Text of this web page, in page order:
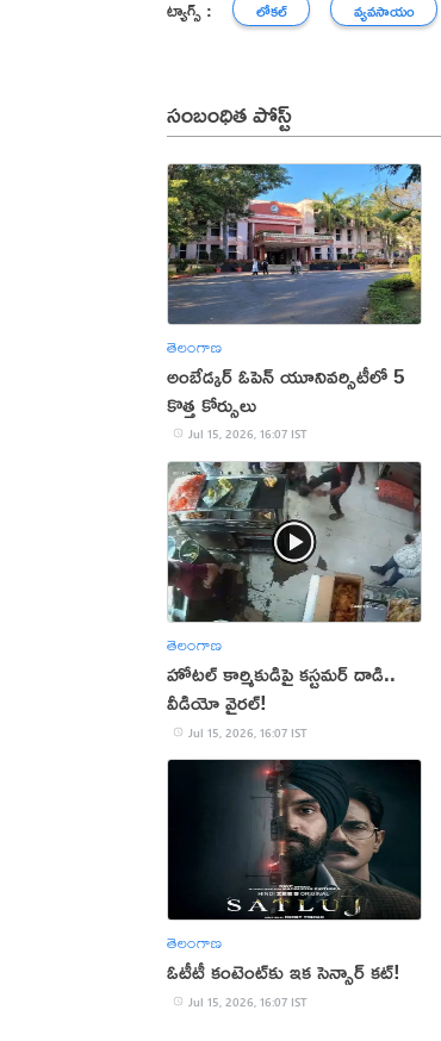
ట్యాగ్స్ : లోకల్ వ్యవసాయం
సంబంధిత పోస్ట్
తెలంగాణ
అంబేడ్కర్‌ ఓపెన్‌ యూనివర్సిటీలో 5
కొత్త కోర్సులు
Jul 15, 2026, 16:07 IST
తెలంగాణ
హోటల్ కార్మికుడిపై కస్టమర్ దాడి..
వీడియో వైరల్!
Jul 15, 2026, 16:07 IST
తెలంగాణ
ఓటీటీ కంటెంట్‌కు ఇక సెన్సార్ కట్!
Jul 15, 2026, 16:07 IST